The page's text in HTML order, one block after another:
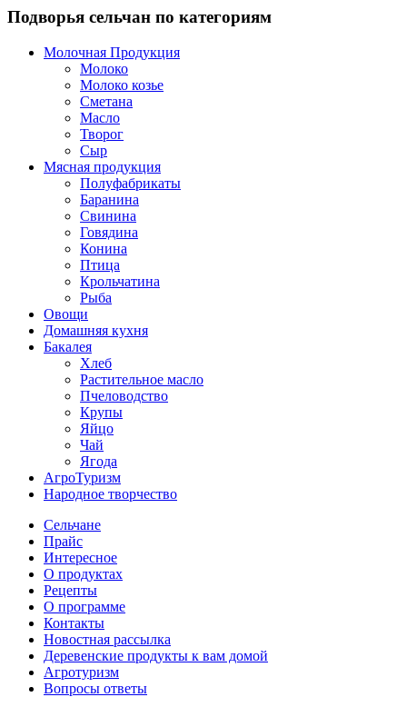
Подворья сельчан по категориям
Молочная Продукция
Молоко
Молоко козье
Сметана
Масло
Творог
Сыр
Мясная продукция
Полуфабрикаты
Баранина
Свинина
Говядина
Конина
Птица
Крольчатина
Рыба
Овощи
Домашняя кухня
Бакалея
Хлеб
Растительное масло
Пчеловодство
Крупы
Яйцо
Чай
Ягода
АгроТуризм
Народное творчество
Сельчане
Прайс
Интересное
О продуктах
Рецепты
О программе
Контакты
Новостная рассылка
Деревенские продукты к вам домой
Агротуризм
Вопросы ответы